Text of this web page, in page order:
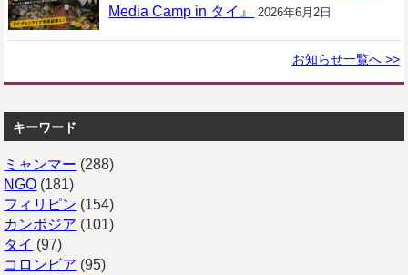
Media Camp in タイ』
2026年6月2日
お知らせ一覧へ >>
キーワード
ミャンマー (288)
NGO (181)
フィリピン (154)
カンボジア (101)
タイ (97)
コロンビア (95)